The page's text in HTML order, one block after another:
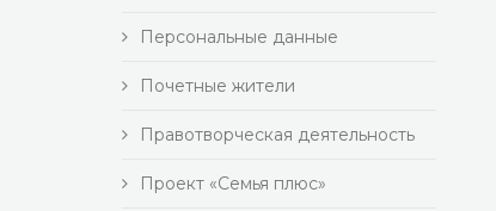
Персональные данные
Почетные жители
Правотворческая деятельность
Проект «Семья плюс»